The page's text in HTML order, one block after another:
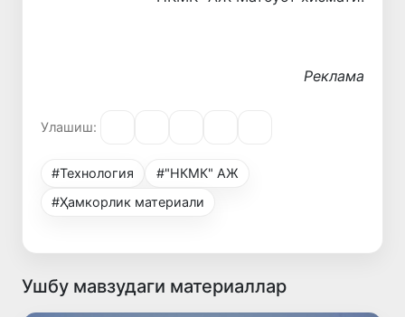
Реклама
Улашиш:
#Технология
#"НКМК" АЖ
#Ҳамкорлик материали
Ушбу мавзудаги материаллар